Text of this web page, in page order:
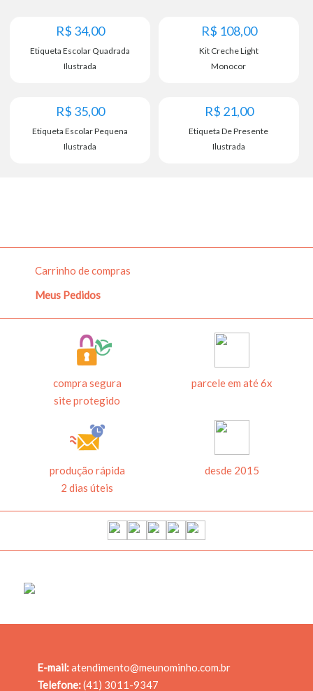
Bebê Princesas Animais
VOLTAR
Clique no botão acima para adicionar etiquetas na cartela.
AVANÇAR
Confirmo que todas as etiquetas foram preenchidas
corretamente.
exibido acima. Cuidado com caracteres, acentuação, caixa
alta e pontuação.
Temos produção rápida, produzimos seu pedido logo após
8
etiquetas quadradas
R$ 34,00
Etiqueta Escolar Quadrada
Ilustrada
R$ 108,00
Kit Creche Light
Monocor
R$ 35,00
Etiqueta Escolar Pequena
Ilustrada
R$ 21,00
Etiqueta De Presente
Ilustrada
Carrinho de compras
Meus Pedidos
compra segura
site protegido
parcele em até 6x
produção rápida
2 dias úteis
desde 2015
E-mail:atendimento@meunominho.com.br
Telefone:(41) 3011-9347